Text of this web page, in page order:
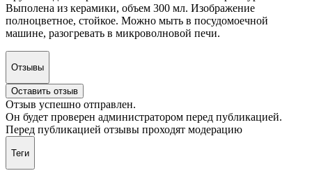
Выполена из керамики, объем 300 мл. Изображение
полноцветное, стойкое. Можно мыть в посудомоечной
машине, разогревать в микроволновой печи.
Отзывы
Оставить отзыв
Отзыв успешно отправлен.
Он будет проверен администратором перед публикацией.
Перед публикацией отзывы проходят модерацию
Теги